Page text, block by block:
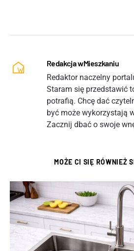
Redakcja wMieszkaniu
Redaktor naczelny
Staram się przedstawić
potrafią. Chcę dać
być może wykorzystają
Zacznij dbać o swoje
MOŻE CI SIĘ RÓWNIEŻ